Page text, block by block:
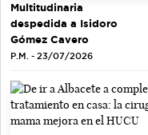
Multitudinaria
despedida a Isidoro
Gómez Cavero
P.M. - 23/07/2026